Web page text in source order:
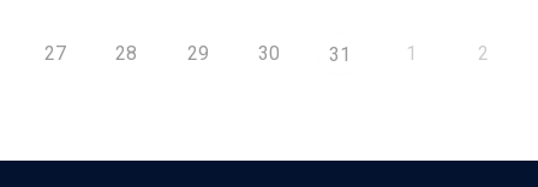
27 28 29 30 31 1 2